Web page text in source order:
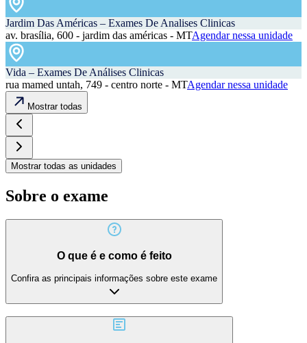
Jardim Das Américas – Exames De Analises Clinicas
av. brasília, 600 - jardim das américas - MTAgendar nessa unidade
Vida – Exames De Análises Clinicas
rua mamed untah, 749 - centro norte - MTAgendar nessa unidade
Mostrar todas
Mostrar todas as unidades
Sobre o exame
O que é e como é feito
Confira as principais informações sobre este exame